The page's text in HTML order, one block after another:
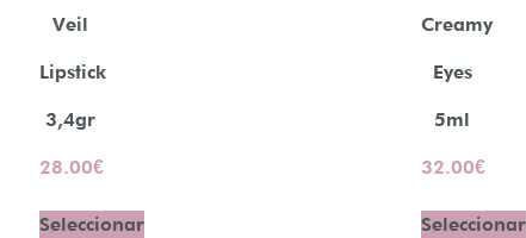
Veil
Lipstick
3,4gr
28.00€
Seleccionar
Creamy
Eyes
5ml
32.00€
Seleccionar